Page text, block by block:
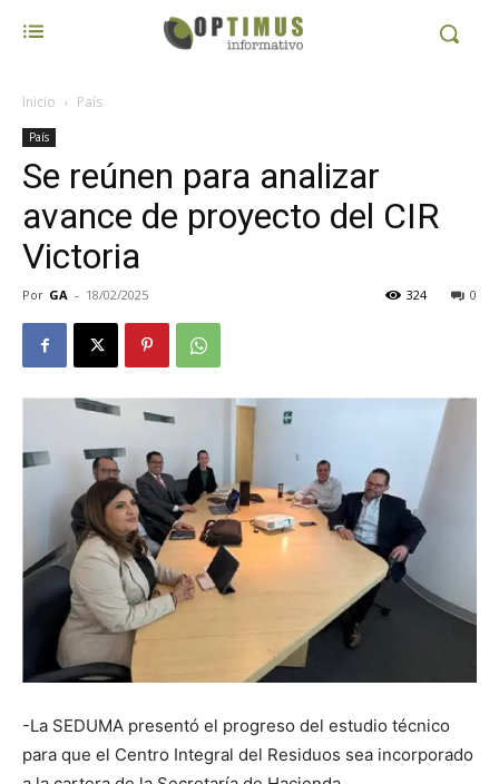
Inicio País
País
Se reúnen para analizar
avance de proyecto del CIR
Victoria
Por GA - 18/02/2025 0
324
-La SEDUMA presentó el progreso del estudio técnico
para que el Centro Integral del Residuos sea incorporado